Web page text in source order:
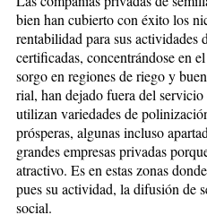
bien han cubierto con éxito los
rentabilidad para sus
certificadas, concentrándose en
sorgo en regiones de riego y
rial, han dejado fuera del
utilizan variedades de
prósperas, algunas incluso
grandes empresas privadas
atractivo. Es en estas zonas
pues su acti­vi­­dad, la difusión de
social.